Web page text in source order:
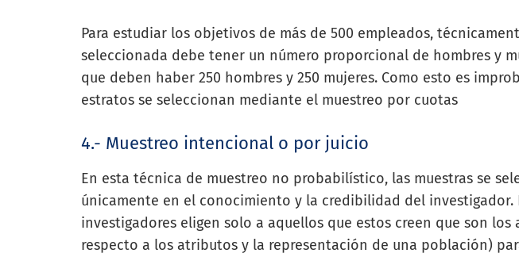
Para estudiar los objetivos de más de 500 empleados,
seleccionada debe tener un número proporcional de hombres y
que deben haber 250 hombres y 250 mujeres. Como esto es
estratos se seleccionan mediante el muestreo por cuotas
4.- Muestreo intencional o por juicio
En esta técnica de muestreo no probabilístico, las muestras se
únicamente en el conocimiento y la credibilidad del investigador.
investigadores eligen solo a aquellos que estos creen que son los
respecto a los atributos y la representación de una población)